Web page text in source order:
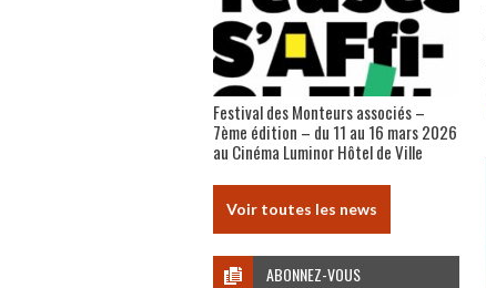
Festival des Monteurs associés –
7ème édition – du 11 au 16 mars 2026
au Cinéma Luminor Hôtel de Ville
Voir toutes les news
ABONNEZ-VOUS